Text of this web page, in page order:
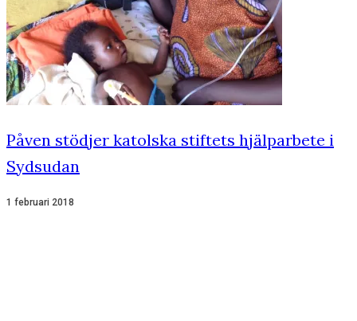
Påven stödjer katolska stiftets hjälparbete i
Sydsudan
1 februari 2018